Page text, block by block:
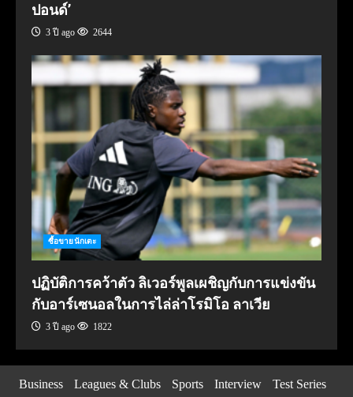
ปอนด์’
3 ปี ago 2644
ซื้อขายนักเตะ
ปฏิบัติการคว้าตัว ลิเวอร์พูลเผชิญกับการแข่งขัน
กับอาร์เซนอลในการไล่ล่าโรมิโอ ลาเวีย
3 ปี ago 1822
Business Leagues & Clubs Sports Interview
Test Series